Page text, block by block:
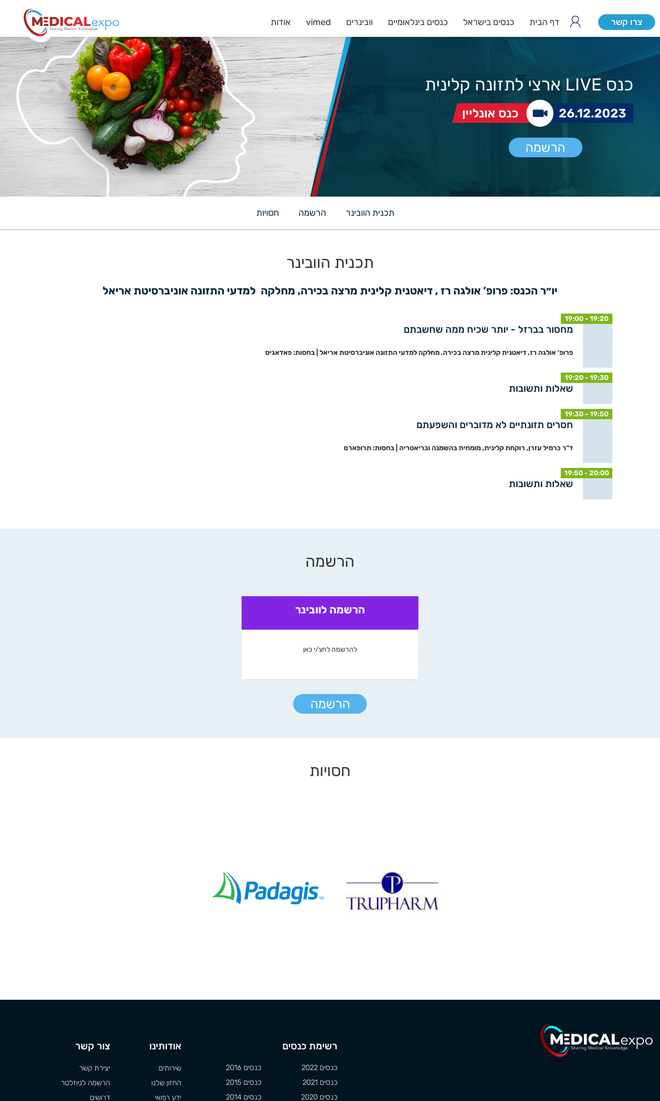
צרו קשר דף הבית כנסים בישראל כנסים בינלאומיים וובינרים vimed אודות
כנס LIVE ארצי לתזונה קלינית
26.12.2023 כנס אונליין
הרשמה
תכנית הוובינר הרשמה חסויות
תכנית הוובינר
יו״ר הכנס: פרופ’ אולגה רז , דיאטנית קלינית מרצה בכירה, מחלקה  למדעי התזונה אוניברסיטת אריאל
19:00 - 19:20
מחסור בברזל - יותר שכיח ממה שחשבתם
פרופ‘ אולגה רז, דיאטנית קלינית מרצה בכירה, מחלקה למדעי התזונה אוניברסיטת אריאל | בחסות: פאדאגיס
19:20 - 19:30
שאלות ותשובות
19:30 - 19:50
חסרים תזונתיים לא מדוברים והשפעתם
ד"ר כרמיל עזרן, רוקחת קלינית, מומחית בהשמנה ובריאטריה | בחסות: תרופארם
19:50 - 20:00
שאלות ותשובות
הרשמה
הרשמה לוובינר
להרשמה לחצ/י כאן
הרשמה
חסויות
רשימת כנסים
כנסים 2022
כנסים 2021
כנסים 2020
כנסים 2016
כנסים 2015
כנסים 2014
אודותינו
שירותים
החזון שלנו
ידע רפואי
צור קשר
יצירת קשר
הרשמה לניוזלטר
דרושים